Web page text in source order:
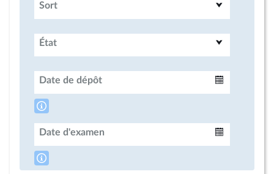
Sort
État
Date de dépôt
Date d'examen